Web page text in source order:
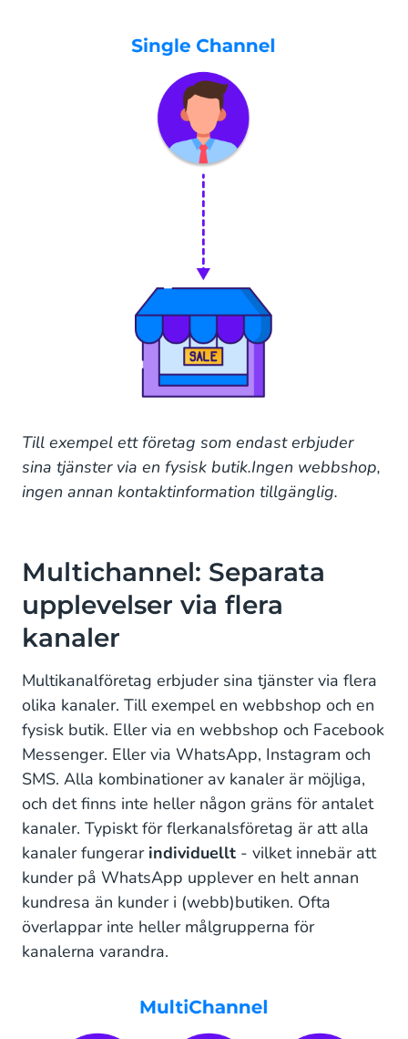
Till exempel ett företag som endast erbjuder
sina tjänster via en fysisk butik.Ingen webbshop,
ingen annan kontaktinformation tillgänglig.
Multichannel: Separata
upplevelser via flera
kanaler
Multikanalföretag erbjuder sina tjänster via flera
olika kanaler. Till exempel en webbshop och en
fysisk butik. Eller via en webbshop och Facebook
Messenger. Eller via WhatsApp, Instagram och
SMS. Alla kombinationer av kanaler är möjliga,
och det finns inte heller någon gräns för antalet
kanaler. Typiskt för flerkanalsföretag är att alla
kanaler fungerar individuellt - vilket innebär att
kunder på WhatsApp upplever en helt annan
kundresa än kunder i (webb)butiken. Ofta
överlappar inte heller målgrupperna för
kanalerna varandra.